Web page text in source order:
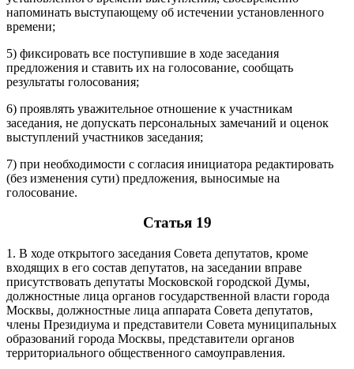
напоминать выступающему об истечении установленного
времени;
5) фиксировать все поступившие в ходе заседания
предложения и ставить их на голосование, сообщать
результаты голосования;
6) проявлять уважительное отношение к участникам
заседания, не допускать персональных замечаний и оценок
выступлений участников заседания;
7) при необходимости с согласия инициатора редактировать
(без изменения сути) предложения, выносимые на
голосование.
Статья 19
1. В ходе открытого заседания Совета депутатов, кроме
входящих в его состав депутатов, на заседании вправе
присутствовать депутаты Московской городской Думы,
должностные лица органов государственной власти города
Москвы, должностные лица аппарата Совета депутатов,
члены Президиума и представители Совета муниципальных
образований города Москвы, представители органов
территориального общественного самоуправления.